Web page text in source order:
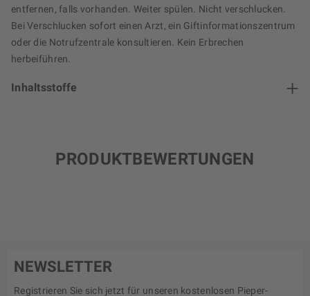
entfernen, falls vorhanden. Weiter spülen. Nicht verschlucken.
Bei Verschlucken sofort einen Arzt, ein Giftinformationszentrum
oder die Notrufzentrale konsultieren. Kein Erbrechen
herbeiführen.
Inhaltsstoffe
PRODUKTBEWERTUNGEN
NEWSLETTER
Registrieren Sie sich jetzt für unseren kostenlosen Pieper-